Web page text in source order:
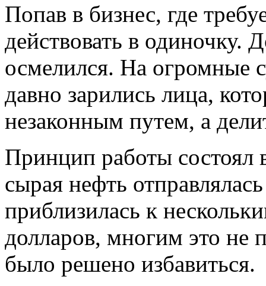
Попав в бизнес, где
действовать в одиночку.
осмелился. На огромные
давно зарились лица,
незаконным путем, а
Принцип работы состоял
сырая нефть
приблизилась к
долларов, многим это не
было решено избавиться.